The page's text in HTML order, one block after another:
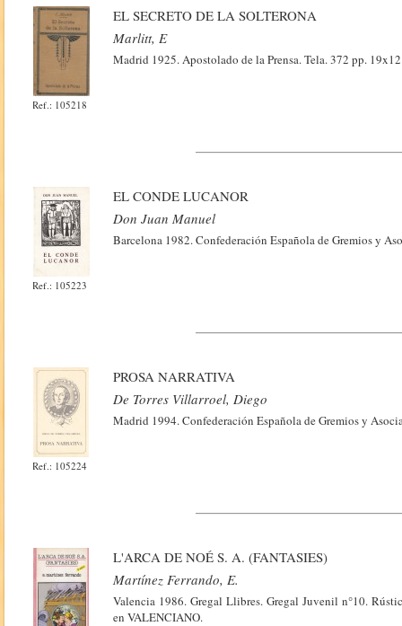
Ref.: 105218
EL SECRETO DE LA SOLTERONA
Marlitt, E
Madrid 1925. Apostolado de la Prensa. Tela. 372 pp.
Ref.: 105223
EL CONDE LUCANOR
Don Juan Manuel
Barcelona 1982. Confederación Española de Gremios y
Ref.: 105224
PROSA NARRATIVA
De Torres Villarroel, Diego
Madrid 1994. Confederación Española de Gremios y
L'ARCA DE NOÉ S. A. (FANTASIES)
Martínez Ferrando, E.
Valencia 1986. Gregal Llibres. Gregal Juvenil n°10.
en VALENCIANO.